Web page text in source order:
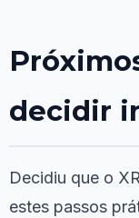
decidir
Decidiu que o
estes passos